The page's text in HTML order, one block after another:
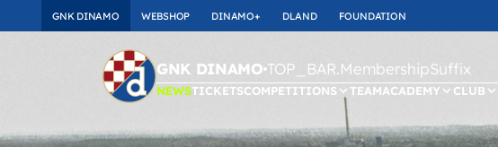
GNK DINAMO WEBSHOP DINAMO+ DLAND FOUNDATION
GNK DINAMO TOP_BAR.MembershipSuffix
NEWSTICKETSCOMPETITIONS TEAMACADEMY CLUB